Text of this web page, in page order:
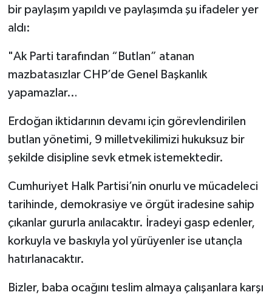
bir paylaşım yapıldı ve paylaşımda şu ifadeler yer
aldı:
"Ak Parti tarafından “Butlan” atanan
mazbatasızlar CHP’de Genel Başkanlık
yapamazlar…
Erdoğan iktidarının devamı için görevlendirilen
butlan yönetimi, 9 milletvekilimizi hukuksuz bir
şekilde disipline sevk etmek istemektedir.
Cumhuriyet Halk Partisi’nin onurlu ve mücadeleci
tarihinde, demokrasiye ve örgüt iradesine sahip
çıkanlar gururla anılacaktır. İradeyi gasp edenler,
korkuyla ve baskıyla yol yürüyenler ise utançla
hatırlanacaktır.
Bizler, baba ocağını teslim almaya çalışanlara karşı
Yaşam
Yeme-İçme
Yemek